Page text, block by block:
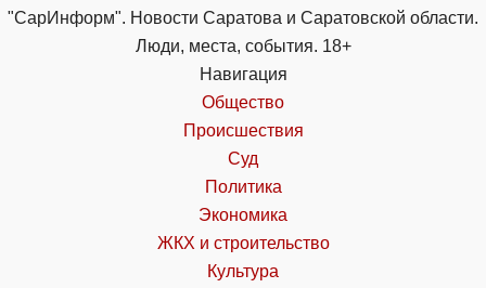
"СарИнформ". Новости Саратова и Саратовской области.
Люди, места, события. 18+
Навигация
Общество
Происшествия
Суд
Политика
Экономика
ЖКХ и строительство
Культура